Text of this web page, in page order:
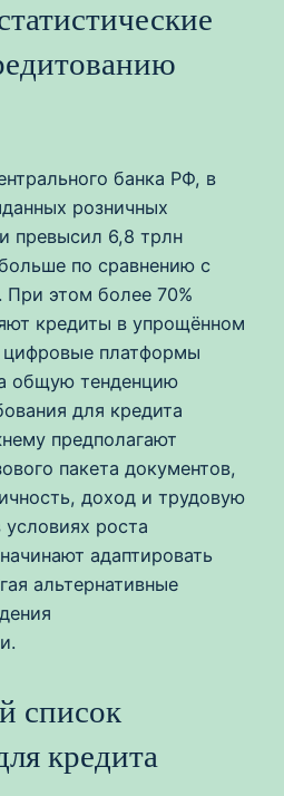
банка РФ, в
розничных
превысил 6,8 трлн
по сравнению с
этом более 70%
кредиты в упрощённом
цифровые платформы
общую тенденцию
для кредита
предполагают
пакета документов,
доход и трудовую
условиях роста
адаптировать
альтернативные
список
кредита